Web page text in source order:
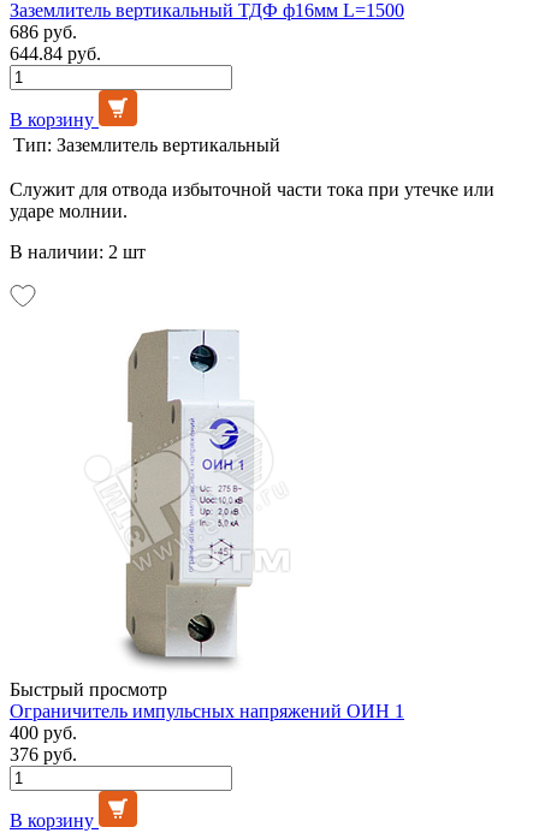
Заземлитель вертикальный ТДФ ф16мм L=1500
686 руб.
644.84 руб.
В корзину
Тип: Заземлитель вертикальный
Служит для отвода избыточной части тока при утечке или
ударе молнии.
В наличии: 2 шт
Быстрый просмотр
Ограничитель импульсных напряжений ОИН 1
400 руб.
376 руб.
В корзину